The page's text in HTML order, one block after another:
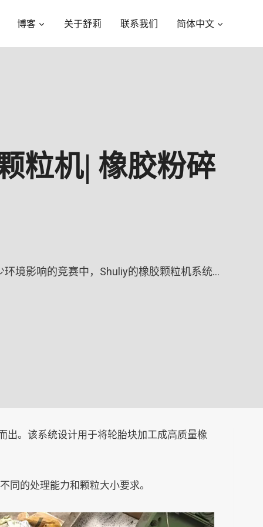
博客 关于舒莉 联系我们 简体中文
粒机| 橡胶粉碎
境影响的竞赛中，Shuliy的橡胶颗粒机系统…
出。该系统设计用于将轮胎块加工成高质量橡
同的处理能力和颗粒大小要求。